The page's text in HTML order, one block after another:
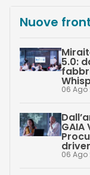
Nuove
5.0:
06 Ago
06 Ago